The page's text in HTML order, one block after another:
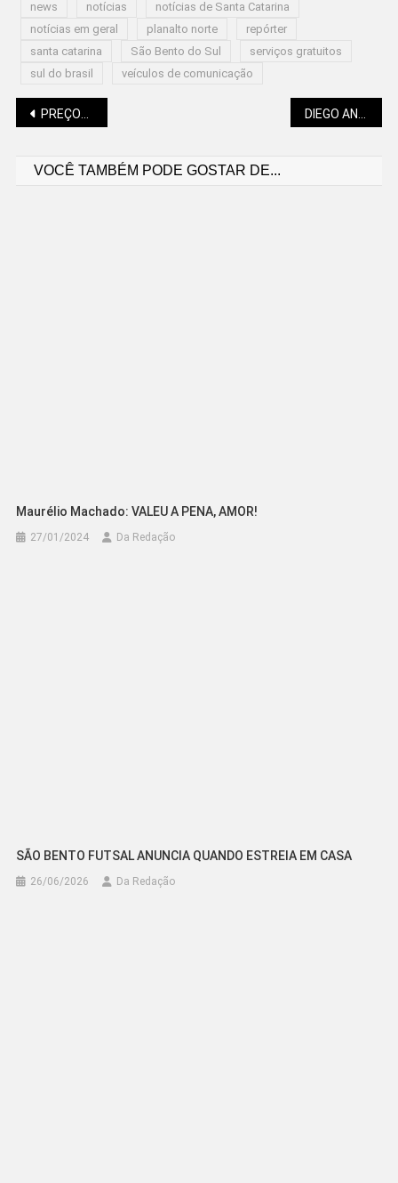
news notícias
notícias de Santa Catarina
notícias em geral
planalto norte
repórter
santa catarina
São Bento do Sul
serviços gratuitos
sul do brasil
veículos de comunicação
Navegação
PREÇOS DA GASOLINA CAEM NOVAMENTE EM SÃO BENTO DO SUL
VOCÊ TAMBÉM PODE GOSTAR DE...
Maurélio Machado: VALEU A PENA, AMOR!
27/01/2024 Da Redação
SÃO BENTO FUTSAL ANUNCIA QUANDO ESTREIA EM CASA
26/06/2026 Da Redação